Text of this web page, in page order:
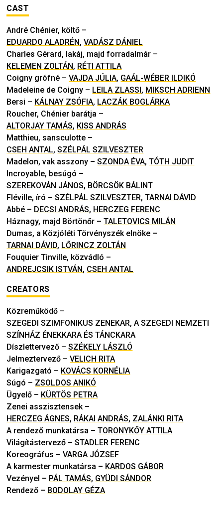
CAST
André Chénier, költő –
EDUARDO ALADRÉN,VADÁSZ DÁNIEL
Charles Gérard, lakáj, majd forradalmár –
KELEMEN ZOLTÁN, RÉTI ATTILA
Coigny grófné –VAJDA JÚLIA, GAÁL-WÉBER ILDIKÓ
Madeleine de Coigny – LEILA ZLASSI , MIKSCH ADRIENN
Bersi – KÁLNAY ZSÓFIA, LACZÁK BOGLÁRKA
Roucher, Chénier barátja –
ALTORJAY TAMÁS, KISS ANDRÁS
Matthieu, sansculotte –
CSEH ANTAL,SZÉLPÁL SZILVESZTER
Madelon, vak asszony –SZONDA ÉVA,TÓTH JUDIT
Incroyable, besúgó –
SZEREKOVÁN JÁNOS, BÖRCSÖK BÁLINT
Fléville, író –SZÉLPÁL SZILVESZTER,TARNAI DÁVID
Abbé – DECSI ANDRÁS, HERCZEG FERENC
Háznagy, majd Börtönőr –TALETOVICS MILÁN
Dumas, a Közjóléti Törvényszék elnöke –
TARNAI DÁVID, LŐRINCZ ZOLTÁN
Fouquier Tinville, közvádló –
ANDREJCSIK ISTVÁN, CSEH ANTAL
CREATORS
Közreműködő –
SZEGEDI SZIMFONIKUS ZENEKAR, A SZEGEDI NEMZETI
SZÍNHÁZ ÉNEKKARA ÉS TÁNCKARA
Díszlettervező –SZÉKELY LÁSZLÓ
Jelmeztervező –VELICH RITA
Karigazgató – KOVÁCS KORNÉLIA
Súgó – ZSOLDOS ANIKÓ
Ügyelő – KÜRTÖS PETRA
Zenei asszisztensek–
HERCZEG ÁGNES, RÁKAI ANDRÁS, ZALÁNKI RITA
A rendező munkatársa –TORONYKŐY ATTILA
Világítástervező –STADLER FERENC
Koreográfus –VARGA JÓZSEF
A karmester munkatársa – KARDOS GÁBOR
Vezényel – PÁL TAMÁS, GYÜDI SÁNDOR
Rendező – BODOLAY GÉZA